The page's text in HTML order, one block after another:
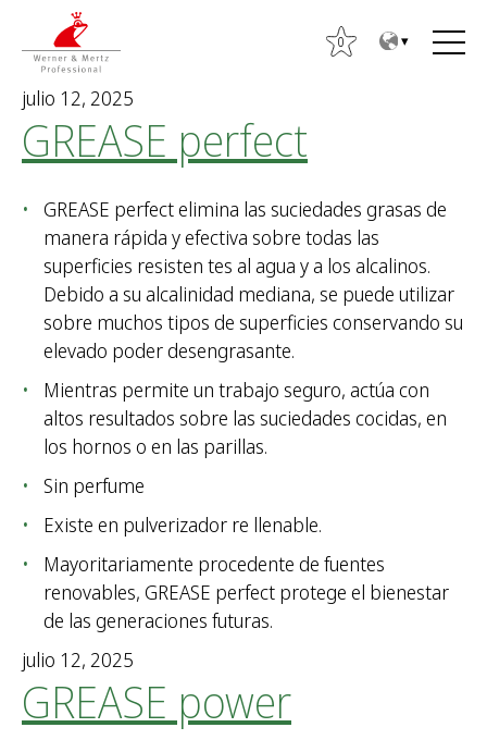
0
a
julio 12, 2025
GREASE perfect
GREASE perfect elimina las suciedades grasas de
manera rápida y efectiva sobre todas las
superficies resisten tes al agua y a los alcalinos.
Debido a su alcalinidad mediana, se puede utilizar
sobre muchos tipos de superficies conservando su
elevado poder desengrasante.
Mientras permite un trabajo seguro, actúa con
altos resultados sobre las suciedades cocidas, en
los hornos o en las parillas.
Sin perfume
Existe en pulverizador re llenable.
Mayoritariamente procedente de fuentes
renovables, GREASE perfect protege el bienestar
de las generaciones futuras.
julio 12, 2025
GREASE power